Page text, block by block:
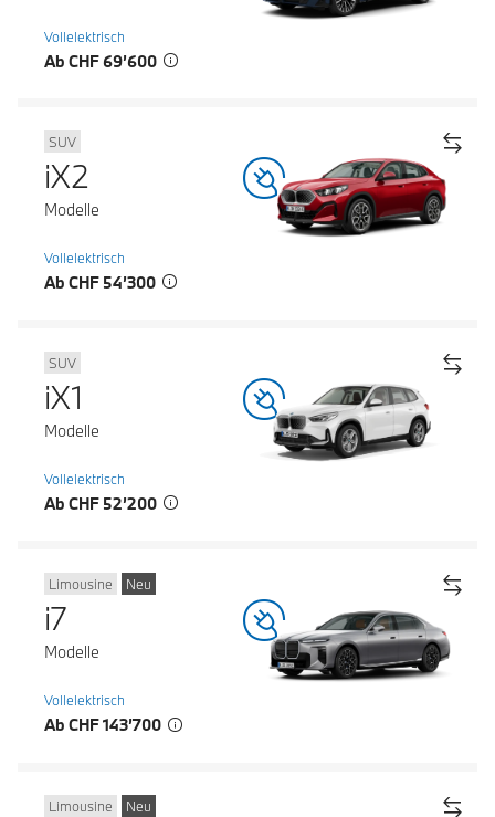
Vollelektrisch
Ab CHF 69’600
SUV
iX2
Modelle
Vollelektrisch
Ab CHF 54’300
SUV
iX1
Modelle
Vollelektrisch
Ab CHF 52’200
Limousine Neu
i7
Modelle
Vollelektrisch
Ab CHF 143’700
Limousine Neu